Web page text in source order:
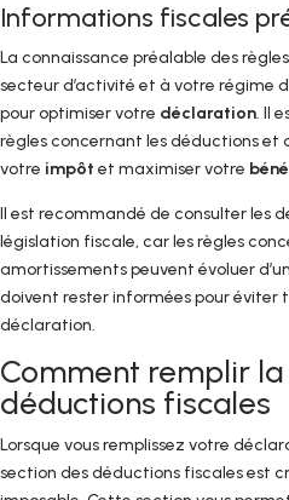
Informations fiscales
La connaissance préalable des
secteur d’activité et à votre régime
pour optimiser votre déclaration. Il
règles concernant les déductions et
votre impôt et maximiser votre
Il est recommandé de consulter les
législation fiscale, car les règles
amortissements peuvent évoluer
doivent rester informées pour éviter
déclaration.
Comment remplir
déductions fiscales
Lorsque vous remplissez votre
section des déductions fiscales est